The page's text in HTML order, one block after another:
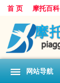
首 页 摩托百科
网站导航